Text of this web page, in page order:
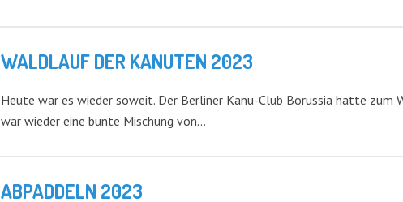
WALDLAUF DER KANUTEN 2023
Heute war es wieder soweit. Der Berliner Kanu-Club Borussia hatte zum
war wieder eine bunte Mischung von…
ABPADDELN 2023